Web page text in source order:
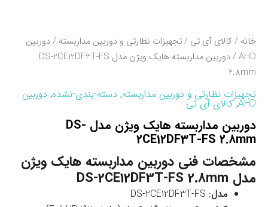
خانه /کالای آی تی /تجهیزات نظارتی و دوربین مداربسته /دوربین
AHD
/ دوربین مداربسته هایک ویژن مدل DS-2CE12DF3T-FS
2.8mm
تجهیزات نظارتی و دوربین مداربسته, دسته-بندی-نشده, دوربین
AHD
,کالای آی تی
دوربین مداربسته هایک ویژن مدل DS-
2CE12DF3T-FS 2.8mm
مشخصات فنی دوربین مداربسته هایک ویژن
مدل DS-2CE12DF3T-FS 2.8mm
مدل: DS-2CE12DF3T-FS